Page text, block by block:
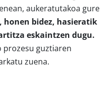
aukeratutakoa gure
honen bidez, hasieratik
eskaintzen dugu.
prozesu guztiaren
zuena.